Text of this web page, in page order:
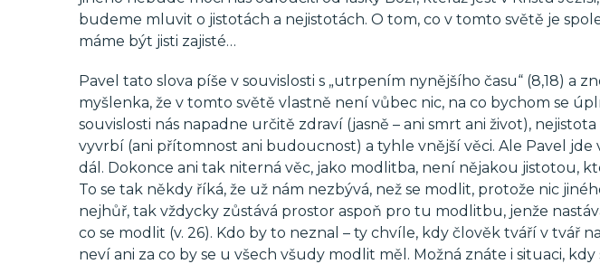
budeme mluvit o jistotách a nejistotách. O tom, co v tomto světě je
máme být jisti zajisté…
Pavel tato slova píše v souvislosti s „utrpením nynějšího času“ (8,18) a
myšlenka, že v tomto světě vlastně není vůbec nic, na co bychom se
souvislosti nás napadne určitě zdraví (jasně – ani smrt ani život),
vyvrbí (ani přítomnost ani budoucnost) a tyhle vnější věci. Ale Pavel
dál. Dokonce ani tak niterná věc, jako modlitba, není nějakou jistotou,
To se tak někdy říká, že už nám nezbývá, než se modlit, protože nic
nejhůř, tak vždycky zůstává prostor aspoň pro tu modlitbu, jenže
co se modlit (v. 26). Kdo by to neznal – ty chvíle, kdy člověk tváří v tvář
neví ani za co by se u všech všudy modlit měl. Možná znáte i situaci,